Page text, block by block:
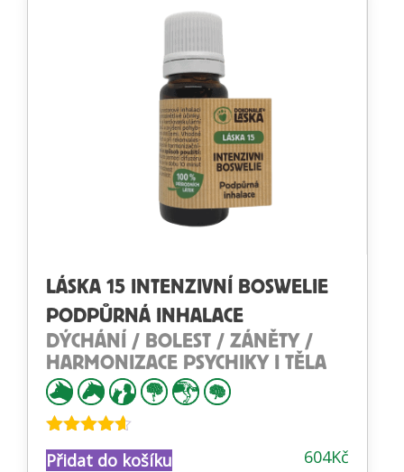
LÁSKA 15 INTENZIVNÍ BOSWELIE
PODPŮRNÁ INHALACE
DÝCHÁNÍ / BOLEST / ZÁNĚTY /
HARMONIZACE PSYCHIKY I TĚLA
Hodnocení
4.54z 5 604Kč
Přidat do košíku